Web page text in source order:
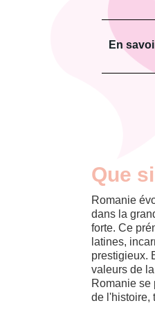
En
Que
Romanie
dans la
forte. Ce
latines,
prestigieux.
valeurs de
Romanie se
de l'histoire,